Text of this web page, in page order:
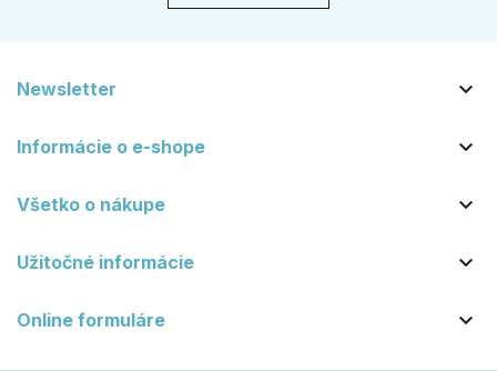
Newsletter 
Informácie o e-shope 
Všetko o nákupe 
Užitočné informácie 
Online formuláre 